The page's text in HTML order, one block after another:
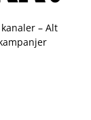
– Alt